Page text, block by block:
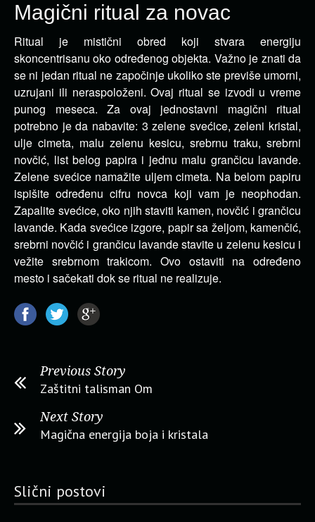
Magični ritual za novac
Ritual je mistični obred koji stvara energiju
skoncentrisanu oko određenog objekta. Važno je znati da
se ni jedan ritual ne započinje ukoliko ste previše umorni,
uzrujani ili neraspoloženi. Ovaj ritual se izvodi u vreme
punog meseca. Za ovaj jednostavni magični ritual
potrebno je da nabavite: 3 zelene svećice, zeleni kristal,
ulje cimeta, malu zelenu kesicu, srebrnu traku, srebrni
novčić, list belog papira i jednu malu grančicu lavande.
Zelene svećice namažite uljem cimeta. Na belom papiru
ispišite određenu cifru novca koji vam je neophodan.
Zapalite svećice, oko njih staviti kamen, novčić i grančicu
lavande. Kada svećice izgore, papir sa željom, kamenčić,
srebrni novčić i grančicu lavande stavite u zelenu kesicu i
vežite srebrnom trakicom. Ovo ostaviti na određeno
mesto i sačekati dok se ritual ne realizuje.
Previous Story
Zaštitni talisman Om
Next Story
Magična energija boja i kristala
Slični postovi